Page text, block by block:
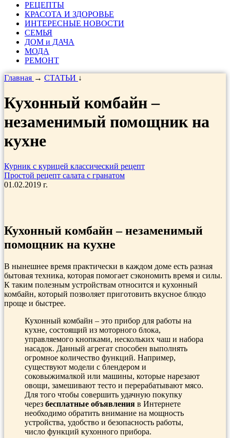
РЕЦЕПТЫ
КРАСОТА И ЗДОРОВЬЕ
ИНТЕРЕСНЫЕ НОВОСТИ
СЕМЬЯ
ДОМ и ДАЧА
МОДА
РЕМОНТ
Главная → СТАТЬИ ↓
Кухонный комбайн –
незаменимый помощник на
кухне
Курник с курицей классический рецепт
Простой рецепт салата с гранатом
01.02.2019 г.
Кухонный комбайн – незаменимый
помощник на кухне
В нынешнее время практически в каждом доме есть разная
бытовая техника, которая помогает сэкономить время и силы.
К таким полезным устройствам относится и кухонный
комбайн, который позволяет приготовить вкусное блюдо
проще и быстрее.
Кухонный комбайн – это прибор для работы на
кухне, состоящий из моторного блока,
управляемого кнопками, нескольких чаш и набора
насадок. Данный агрегат способен выполнять
огромное количество функций. Например,
существуют модели с блендером и
соковыжималкой или машины, которые нарезают
овощи, замешивают тесто и перерабатывают мясо.
Для того чтобы совершить удачную покупку
через бесплатные объявления в Интернете
необходимо обратить внимание на мощность
устройства, удобство и безопасность работы,
число функций кухонного прибора.